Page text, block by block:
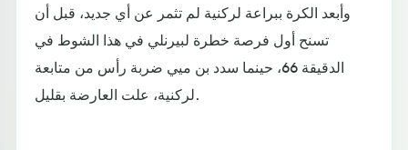
وأبعد الكرة ببراعة لركنية لم تثمر عن أي جديد، قبل أن
تسنح أول فرصة خطرة لبيرنلي في هذا الشوط في
الدقيقة 66، حينما سدد بن ميي ضربة رأس من متابعة
لركنية، علت العارضة بقليل.